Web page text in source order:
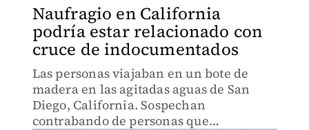
Naufragio en California
podría estar relacionado con
cruce de indocumentados
Las personas viajaban en un bote de
madera en las agitadas aguas de San
Diego, California. Sospechan
contrabando de personas que